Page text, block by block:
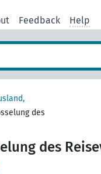
Feedback Help
des
des